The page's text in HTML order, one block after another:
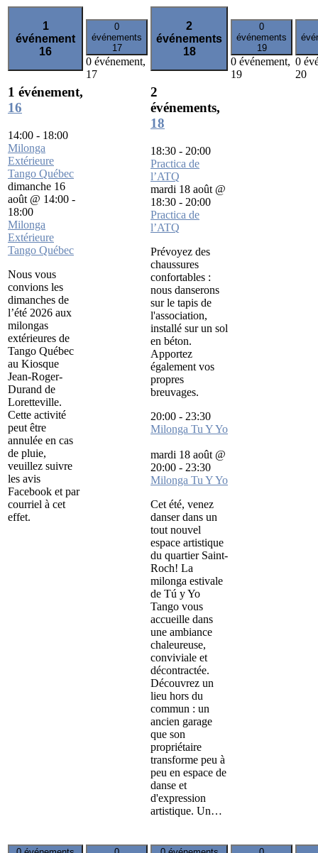
1
événement
16
1 événement,
16
14:00 - 18:00
Milonga
Extérieure
Tango Québec
dimanche 16
août @ 14:00 -
18:00
Milonga
Extérieure
Tango Québec
Nous vous
convions les
dimanches de
l’été 2026 aux
milongas
extérieures de
Tango Québec
au Kiosque
Jean-Roger-
Durand de
Loretteville.
Cette activité
peut être
annulée en cas
de pluie,
veuillez suivre
les avis
Facebook et par
courriel à cet
effet.
0
événements
17
0 événement,
17
2
événements
18
2
événements,
18
18:30 - 20:00
Practica de
l’ATQ
mardi 18 août @
18:30 - 20:00
Practica de
l’ATQ
Prévoyez des
chaussures
confortables :
nous danserons
sur le tapis de
l'association,
installé sur un sol
en béton.
Apportez
également vos
propres
breuvages.
20:00 - 23:30
Milonga Tu Y Yo
mardi 18 août @
20:00 - 23:30
Milonga Tu Y Yo
Cet été, venez
danser dans un
tout nouvel
espace artistique
du quartier Saint-
Roch! La
milonga estivale
de Tú y Yo
Tango vous
accueille dans
une ambiance
chaleureuse,
conviviale et
décontractée.
Découvrez un
lieu hors du
commun : un
ancien garage
que son
propriétaire
transforme peu à
peu en espace de
danse et
d'expression
artistique. Un…
0
événements
19
0 événement,
19
0
20